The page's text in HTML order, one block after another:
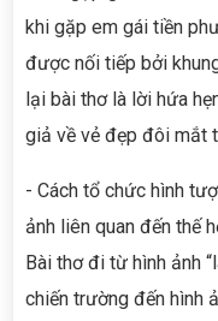
khi gặp em gái tiền
được nối tiếp bởi
lại bài thơ là lời hứa
giả về vẻ đẹp đôi mắt
- Cách tổ chức hình
ảnh liên quan đến thế
Bài thơ đi từ hình ảnh
chiến trường đến hình